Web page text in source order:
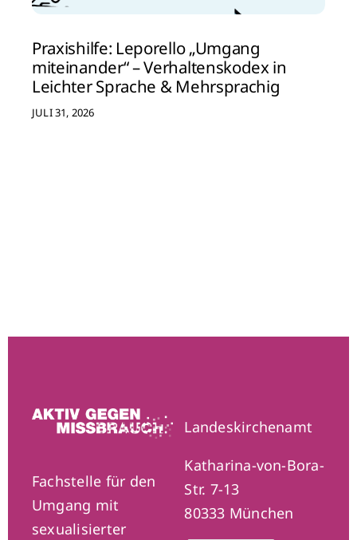
Praxishilfe: Leporello „Umgang
miteinander“ – Verhaltenskodex in
Leichter Sprache & Mehrsprachig
JULI 31, 2026
Fachstelle für den
Umgang mit
sexualisierter
Landeskirchenamt
Katharina-von-Bora-
Str. 7-13
80333 München